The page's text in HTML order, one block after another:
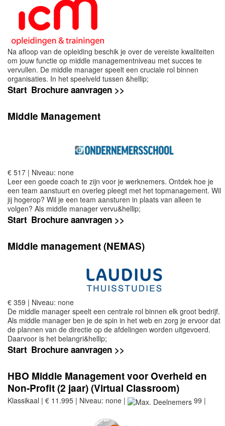
Na afloop van de opleiding beschik je over de vereiste kwaliteiten
om jouw functie op middle managementniveau met succes te
vervullen. De middle manager speelt een cruciale rol binnen
organisaties. In het speelveld tussen &hellip;
Start Brochure aanvragen >>
Middle Management
€ 517 | Niveau: none
Leer een goede coach te zijn voor je werknemers. Ontdek hoe je
een team aanstuurt en overleg pleegt met het topmanagement. Wil
jij hogerop? Wil je een team aansturen in plaats van alleen te
volgen? Als middle manager vervu&hellip;
Start Brochure aanvragen >>
Middle management (NEMAS)
€ 359 | Niveau: none
De middle manager speelt een centrale rol binnen elk groot bedrijf.
Als middle manager ben je de spin in het web en zorg je ervoor dat
de plannen van de directie op de afdelingen worden uitgevoerd.
Daarvoor is het belangri&hellip;
Start Brochure aanvragen >>
HBO Middle Management voor Overheid en
Non-Profit (2 jaar) (Virtual Classroom)
Klassikaal | € 11.995 | Niveau: none | 99 |